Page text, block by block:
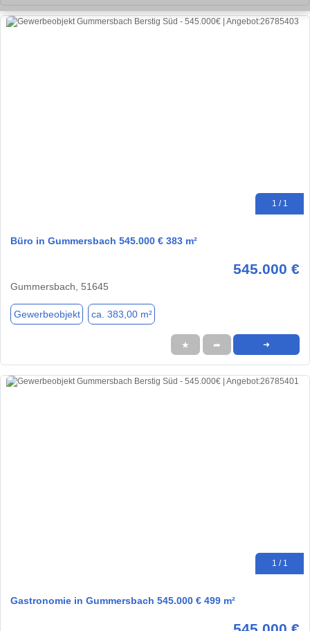
1 / 1
Büro in Gummersbach 545.000 € 383 m²
545.000 €
Gummersbach, 51645
Gewerbeobjekt ca. 383,00 m²
★ ➦ ➜
1 / 1
Gastronomie in Gummersbach 545.000 € 499 m²